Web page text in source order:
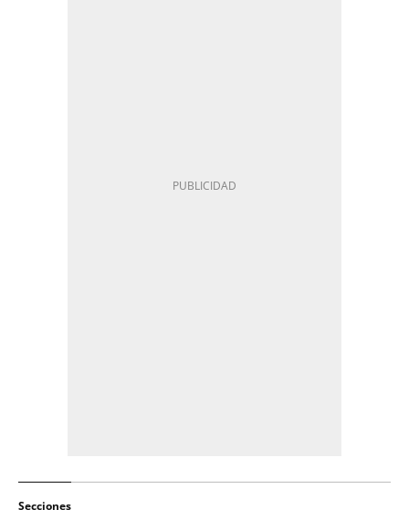
Secciones